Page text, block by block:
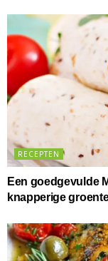
RECEPTEN
Een goedgevulde
knapperige